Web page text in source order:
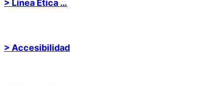
> Línea Ética …
> Accesibilidad